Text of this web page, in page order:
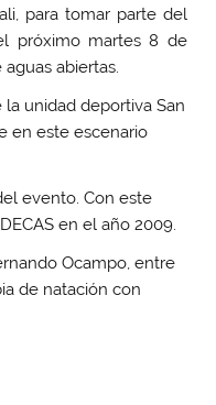
para tomar parte del
próximo martes 8 de
abiertas.
unidad deportiva San
en este escenario
evento. Con este
en el año 2009.
Ocampo, entre
de natación con